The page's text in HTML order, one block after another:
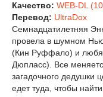
Качество: WEB-DL
Перевод: UltraDox
Семнадцатилетняя
провела в шумном
(Кин Руффало) и
Дюпласс). Все
загадочного дедушки
едет туда, чтобы